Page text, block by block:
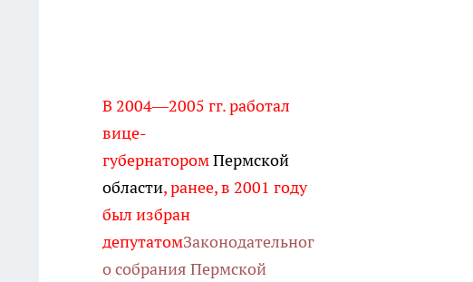
В 2004—2005 гг. работал
вице-
губернаторомПермской
области, ранее, в 2001 году
был избран
депутатомЗаконодательног
о собрания Пермской